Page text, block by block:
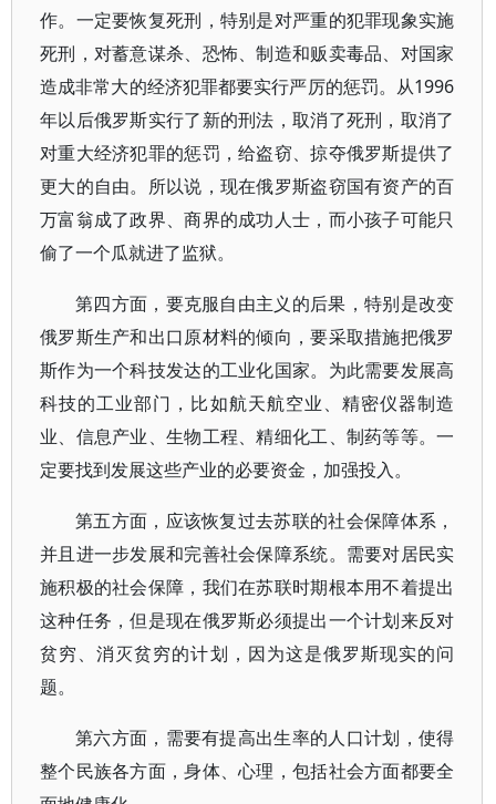
作。一定要恢复死刑，特别是对严重的犯罪现象实施
死刑，对蓄意谋杀、恐怖、制造和贩卖毒品、对国家
造成非常大的经济犯罪都要实行严厉的惩罚。从1996
年以后俄罗斯实行了新的刑法，取消了死刑，取消了
对重大经济犯罪的惩罚，给盗窃、掠夺俄罗斯提供了
更大的自由。所以说，现在俄罗斯盗窃国有资产的百
万富翁成了政界、商界的成功人士，而小孩子可能只
偷了一个瓜就进了监狱。
第四方面，要克服自由主义的后果，特别是改变
俄罗斯生产和出口原材料的倾向，要采取措施把俄罗
斯作为一个科技发达的工业化国家。为此需要发展高
科技的工业部门，比如航天航空业、精密仪器制造
业、信息产业、生物工程、精细化工、制药等等。一
定要找到发展这些产业的必要资金，加强投入。
第五方面，应该恢复过去苏联的社会保障体系，
并且进一步发展和完善社会保障系统。需要对居民实
施积极的社会保障，我们在苏联时期根本用不着提出
这种任务，但是现在俄罗斯必须提出一个计划来反对
贫穷、消灭贫穷的计划，因为这是俄罗斯现实的问
题。
第六方面，需要有提高出生率的人口计划，使得
整个民族各方面，身体、心理，包括社会方面都要全